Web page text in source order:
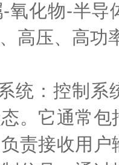
氧化物-半导
高压、高功
：控制系
。它通常
责接收用